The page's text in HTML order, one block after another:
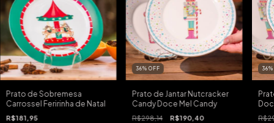
Prato de Sobremesa
Carrossel Feririnha de Natal
R$181,95
36%OFF
Prato de Jantar Nutcracker
Candy Doce Mel Candy
R$298,14 R$190,40
36%